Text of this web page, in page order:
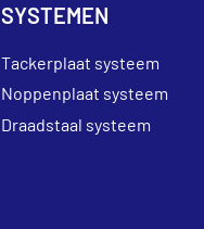
SYSTEMEN
Tackerplaat systeem
Noppenplaat systeem
Draadstaal systeem